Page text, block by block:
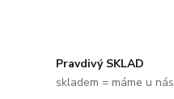
Pravdivý SKLAD
skladem = máme u nás